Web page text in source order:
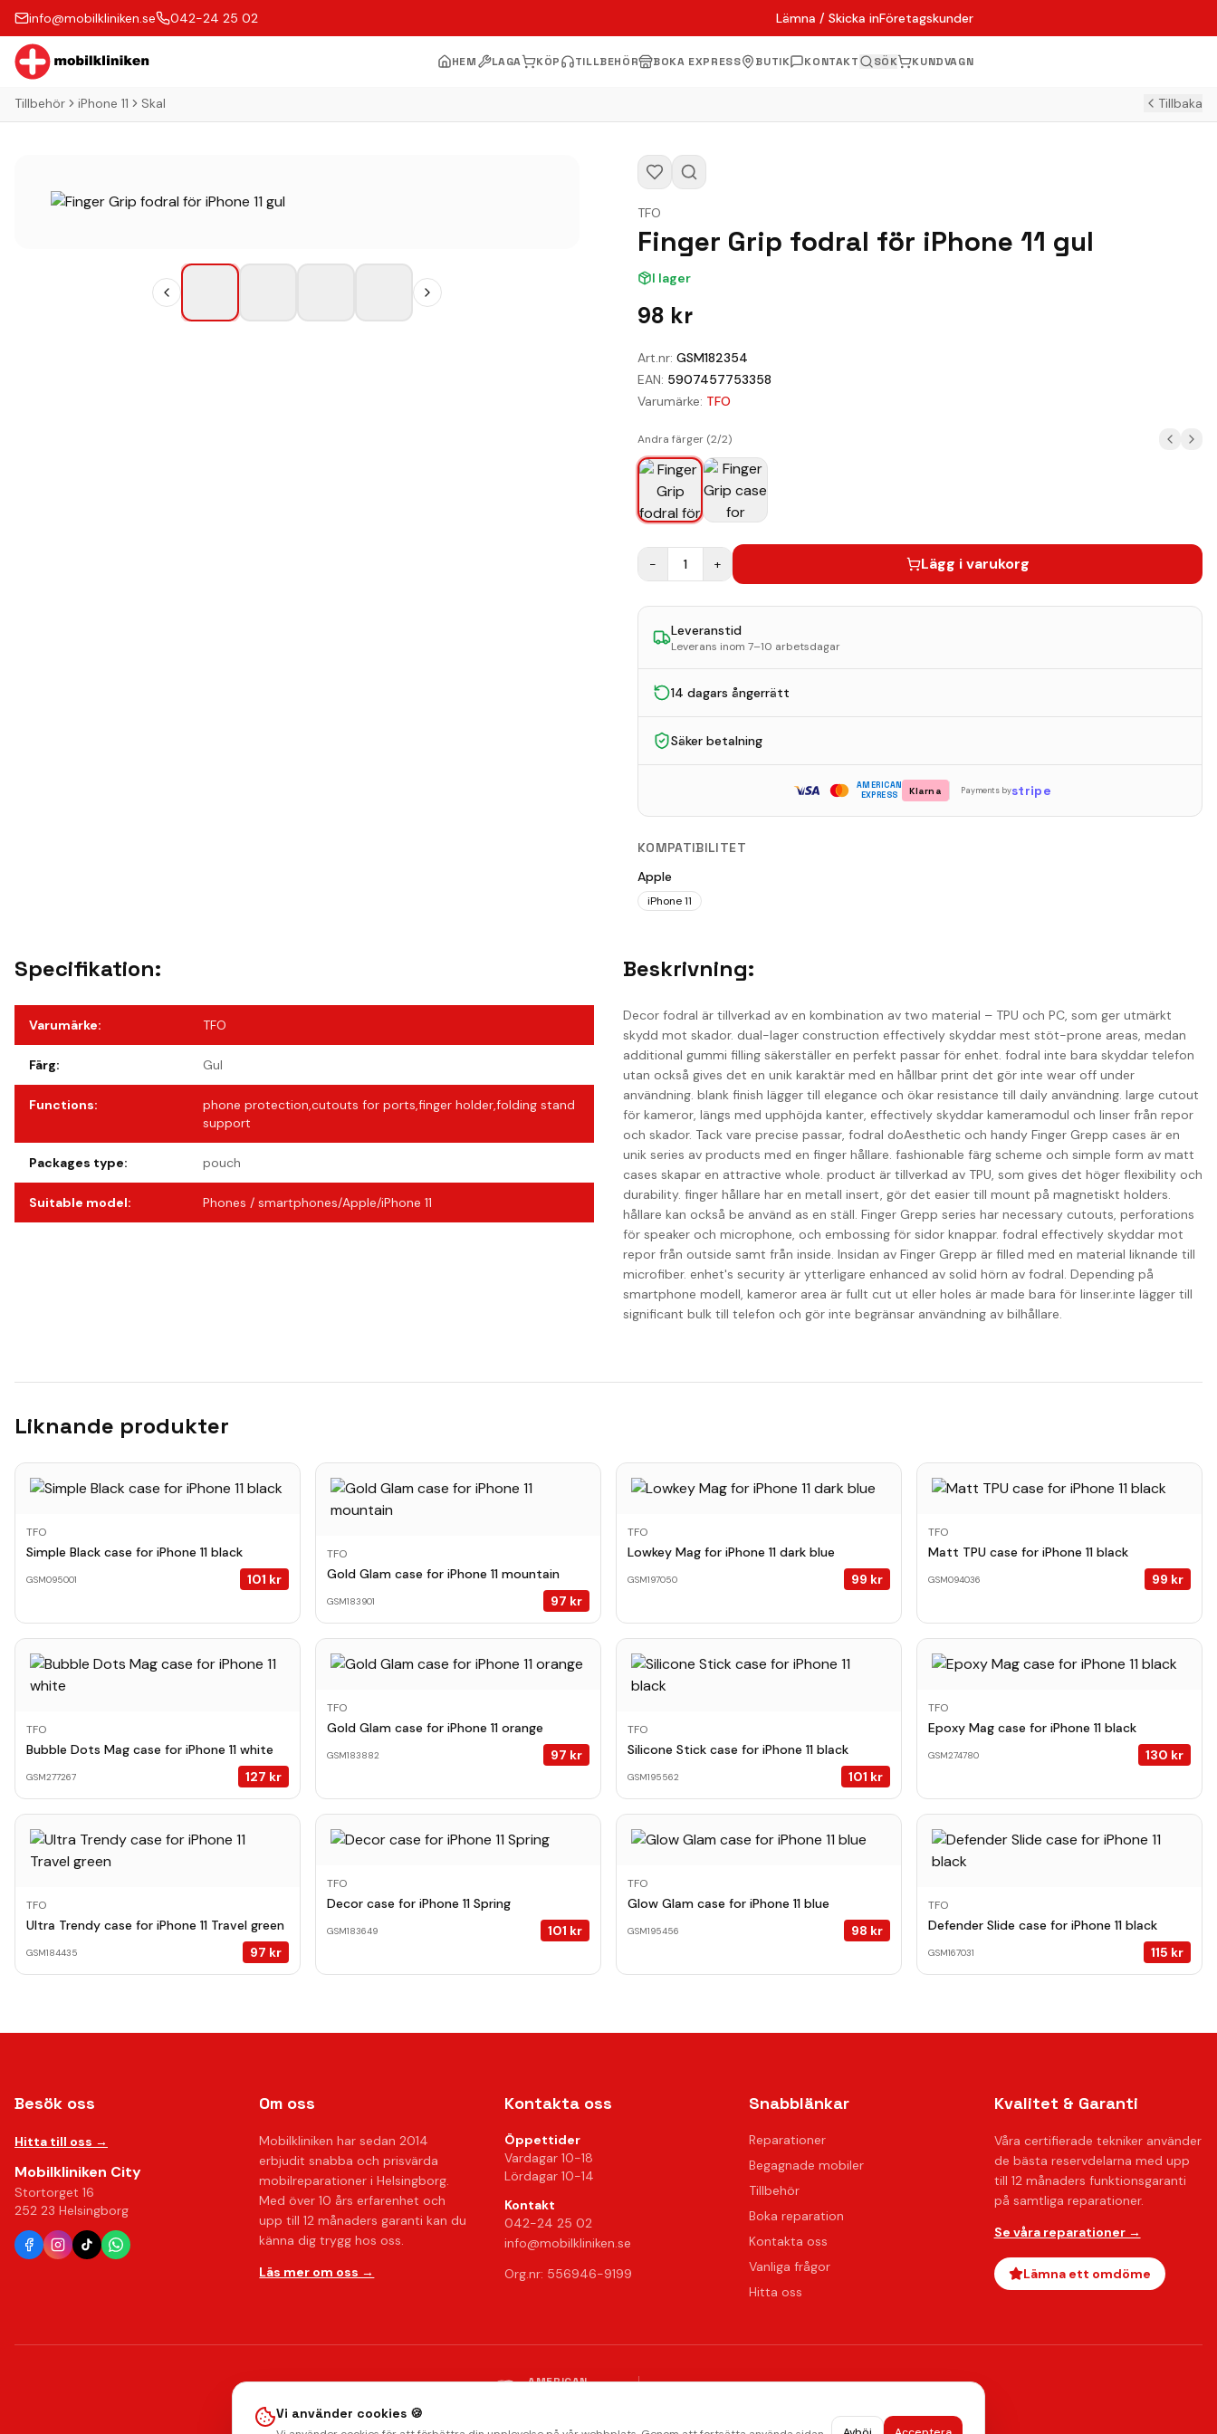
info@mobilkliniken.se 042-24 25 02 Lämna / Skicka inFöretagskunder
HEM LAGA KÖP TILLBEHÖR BOKA EXPRESS BUTIK KONTAKT SÖK KUNDVAGN
Tillbehör iPhone 11 Skal Tillbaka
TFO
Finger Grip fodral för iPhone 11 gul
I lager
98 kr
Art.nr: GSM182354
EAN: 5907457753358
Varumärke: TFO
Andra färger (2/2)
− 1 + Lägg i varukorg
Leveranstid
Leverans inom 7–10 arbetsdagar
14 dagars ångerrätt
Säker betalning
AMERICAN
EXPRESS
Klarna Payments bystripe
KOMPATIBILITET
Apple
iPhone 11
Specifikation:
Varumärke: TFO
Färg: Gul
Functions:
phone protection,cutouts for ports,finger holder,folding stand
support
Packages type: pouch
Suitable model: Phones / smartphones/Apple/iPhone 11
Beskrivning:
Decor fodral är tillverkad av en kombination av two material – TPU och PC, som ger utmärkt
skydd mot skador. dual-lager construction effectively skyddar mest stöt-prone areas, medan
additional gummi filling säkerställer en perfekt passar för enhet. fodral inte bara skyddar telefon
utan också gives det en unik karaktär med en hållbar print det gör inte wear off under
användning. blank finish lägger till elegance och ökar resistance till daily användning. large cutout
för kameror, längs med upphöjda kanter, effectively skyddar kameramodul och linser från repor
och skador. Tack vare precise passar, fodral doAesthetic och handy Finger Grepp cases är en
unik series av products med en finger hållare. fashionable färg scheme och simple form av matt
cases skapar en attractive whole. product är tillverkad av TPU, som gives det höger flexibility och
durability. finger hållare har en metall insert, gör det easier till mount på magnetiskt holders.
hållare kan också be använd as en ställ. Finger Grepp series har necessary cutouts, perforations
för speaker och microphone, och embossing för sidor knappar. fodral effectively skyddar mot
repor från outside samt från inside. Insidan av Finger Grepp är filled med en material liknande till
microfiber. enhet's security är ytterligare enhanced av solid hörn av fodral. Depending på
smartphone modell, kameror area är fullt cut ut eller holes är made bara för linser.inte lägger till
significant bulk till telefon och gör inte begränsar användning av bilhållare.
Liknande produkter
TFO
Simple Black case for iPhone 11 black
GSM095001 101 kr
TFO
Gold Glam case for iPhone 11 mountain
GSM183901 97 kr
TFO
Lowkey Mag for iPhone 11 dark blue
GSM197050 99 kr
TFO
Matt TPU case for iPhone 11 black
GSM094036 99 kr
TFO
Bubble Dots Mag case for iPhone 11 white
GSM277267 127 kr
TFO
Gold Glam case for iPhone 11 orange
GSM183882 97 kr
TFO
Silicone Stick case for iPhone 11 black
GSM195562 101 kr
TFO
Epoxy Mag case for iPhone 11 black
GSM274780 130 kr
TFO
Ultra Trendy case for iPhone 11 Travel green
GSM184435 97 kr
TFO
Decor case for iPhone 11 Spring
GSM183649 101 kr
TFO
Glow Glam case for iPhone 11 blue
GSM195456 98 kr
TFO
Defender Slide case for iPhone 11 black
GSM167031 115 kr
Besök oss
Hitta till oss →
Mobilkliniken City
Stortorget 16
252 23 Helsingborg
Om oss
Mobilkliniken har sedan 2014
erbjudit snabba och prisvärda
mobilreparationer i Helsingborg.
Med över 10 års erfarenhet och
upp till 12 månaders garanti kan du
känna dig trygg hos oss.
Läs mer om oss →
Kontakta oss
Öppettider
Vardagar 10-18
Lördagar 10-14
Kontakt
042-24 25 02
info@mobilkliniken.se
Org.nr: 556946-9199
Snabblänkar
Reparationer
Begagnade mobiler
Tillbehör
Boka reparation
Kontakta oss
Vanliga frågor
Hitta oss
Kvalitet & Garanti
Våra certifierade tekniker använder
de bästa reservdelarna med upp
till 12 månaders funktionsgaranti
på samtliga reparationer.
Se våra reparationer →
Lämna ett omdöme
AMERICAN
stripe
© 2026 Mobilkliniken. Alla rättigheter förbehållna.
Vi använder cookies 🍪